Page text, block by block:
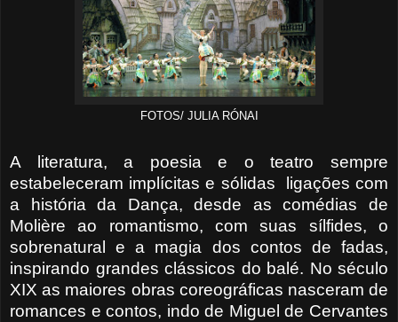
FOTOS/ JULIA RÓNAI
A literatura, a poesia e o teatro sempre
estabeleceram implícitas e sólidas
ligações com
a história da Dança, desde as comédias de
Molière ao romantismo, com suas sílfides, o
sobrenatural e a magia dos contos de fadas,
inspirando grandes clássicos do balé. No século
XIX as maiores obras coreográficas nasceram de
romances e contos, indo de Miguel de Cervantes